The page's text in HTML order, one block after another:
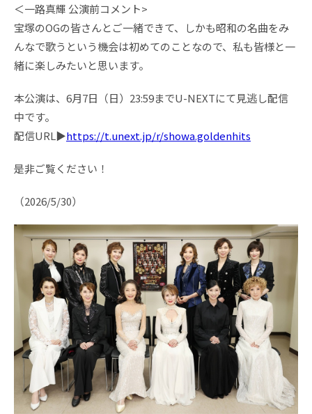
＜一路真輝 公演前コメント>
宝塚のOGの皆さんとご一緒できて、しかも昭和の名曲をみ
んなで歌うという機会は初めてのことなので、私も皆様と一
緒に楽しみたいと思います。
本公演は、6月7日（日）23:59までU-NEXTにて見逃し配信
中です。
配信URL▶https://t.unext.jp/r/showa.goldenhits
是非ご覧ください！
（2026/5/30）